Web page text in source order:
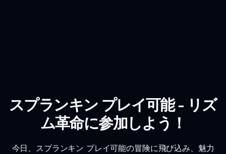
スプランキン プレイ可能 - リズ
ム革命に参加しよう！
今日、スプランキン プレイ可能の冒険に飛び込み、魅力